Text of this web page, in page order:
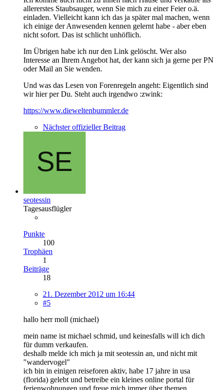
allererstes Staubsauger, wenn Sie mich zu einer Feier o.ä.
einladen. Vielleicht kann ich das ja später mal machen, wenn
ich einige der Anwesenden kennen gelernt habe - aber eben
nicht sofort. Das ist schlicht unhöflich.
Im Übrigen habe ich nur den Link gelöscht. Wer also
Interesse an Ihrem Angebot hat, der kann sich ja gerne per PN
oder Mail an Sie wenden.
Und was das Lesen von Forenregeln angeht: Eigentlich sind
wir hier per Du. Steht auch irgendwo :zwink:
https://www.dieweltenbummler.de
Nächster offizieller Beitrag
seotessin
Tagesausflügler
Punkte
100
Trophäen
1
Beiträge
18
21. Dezember 2012 um 16:44
#5
hallo herr moll (michael)
mein name ist michael schmid, und keinesfalls will ich dich
für dumm verkaufen.
deshalb melde ich mich ja mit seotessin an, und nicht mit
"wandervogel"
ich bin in einigen reiseforen aktiv, habe 17 jahre in usa
(florida) gelebt und betreibe ein kleines online portal für
ferienwohnungen und freue mich immer über themen